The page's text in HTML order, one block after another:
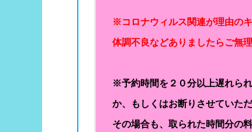
※コロナウィルス関連が理由の
体調不良などありましたらご無
※予約時間を２０分以上遅れら
か、もしくはお断りさせていた
その場合も、取られた時間分の